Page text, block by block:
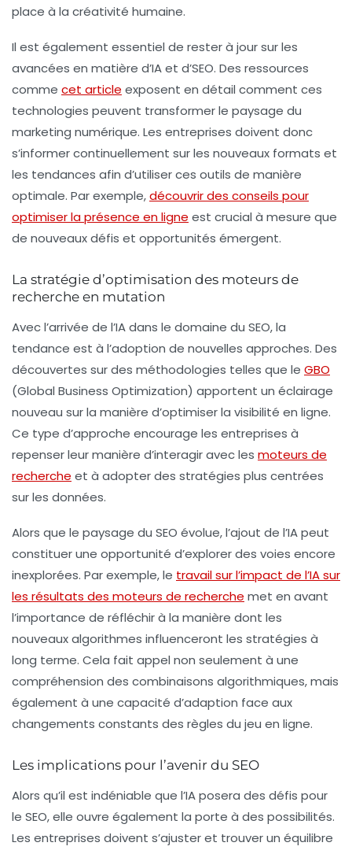
place à la créativité humaine.
Il est également essentiel de rester à jour sur les
avancées en matière d’IAet d’SEO. Des ressources
comme cet article exposent en détail comment ces
technologies peuvent transformer le paysage du
marketing numérique. Les entreprises doivent donc
s’informer continuellement sur les nouveaux formats et
les tendances afin d’utiliser ces outils de manière
optimale. Par exemple,découvrir des conseils pour
optimiser la présence en ligne est crucial à mesure que
de nouveaux défis et opportunités émergent.
La stratégie d’optimisation des moteurs de
recherche en mutation
Avec l’arrivée de l’IAdans le domaine du SEO, la
tendance est à l’adoption de nouvelles approches. Des
découvertes sur des méthodologies telles que le GBO
(Global Business Optimization) apportent un éclairage
nouveau sur la manière d’optimiser la visibilité en ligne.
Ce type d’approche encourage les entreprises à
repenser leur manière d’interagir avec les moteurs de
recherche et à adopter des stratégies plus centrées
sur les données.
Alors que le paysage du SEO évolue, l’ajout de l’IApeut
constituer une opportunité d’explorer des voies encore
inexplorées. Par exemple, le travail sur l’impact de l’IA sur
les résultats des moteurs de recherche met en avant
l’importance de réfléchir à la manière dont les
nouveaux algorithmes influenceront les stratégies à
long terme. Cela fait appel non seulement à une
compréhension des combinaisons algorithmiques, mais
également à une capacité d’adaption face aux
changements constants des règles du jeu en ligne.
Les implications pour l’avenir du SEO
Alors qu’il est indéniable que l’IAposera des défis pour
le SEO, elle ouvre également la porte à des possibilités.
Les entreprises doivent s’ajuster et trouver un équilibre